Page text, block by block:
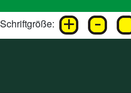
Schriftgröße: